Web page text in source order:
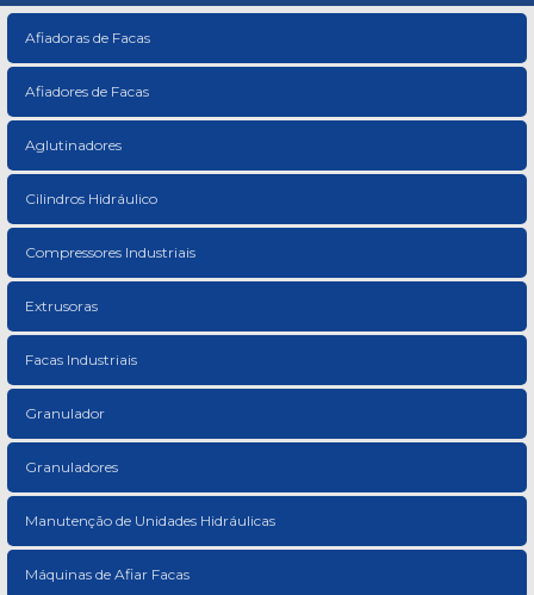
Afiadoras de Facas
Afiadores de Facas
Aglutinadores
Cilindros Hidráulico
Compressores Industriais
Extrusoras
Facas Industriais
Granulador
Granuladores
Manutenção de Unidades Hidráulicas
Máquinas de Afiar Facas